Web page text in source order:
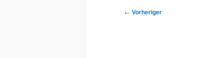
Beitragsnavigation
← Vorheriger